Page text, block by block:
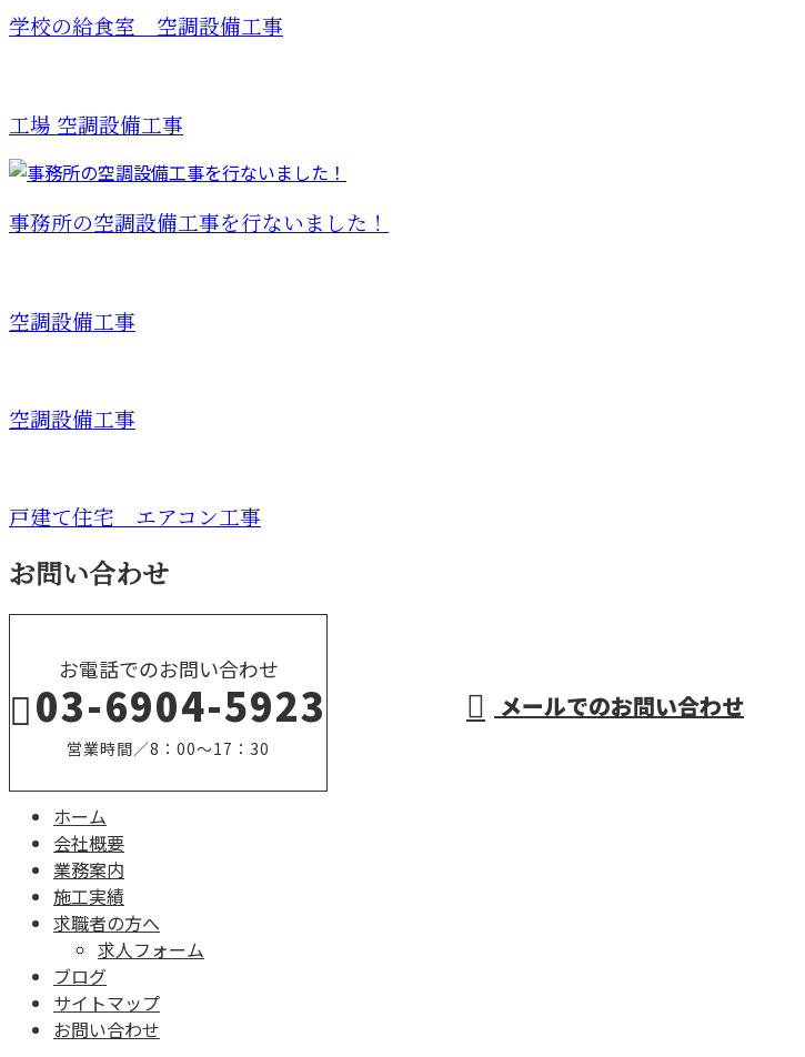
学校の給食室 空調設備工事
工場 空調設備工事
事務所の空調設備工事を行ないました！
空調設備工事
空調設備工事
戸建て住宅 エアコン工事
お問い合わせ
お電話でのお問い合わせ
03-6904-5923
営業時間／8：00～17：30
メールでのお問い合わせ
ホーム
会社概要
業務案内
施工実績
求職者の方へ
求人フォーム
ブログ
サイトマップ
お問い合わせ